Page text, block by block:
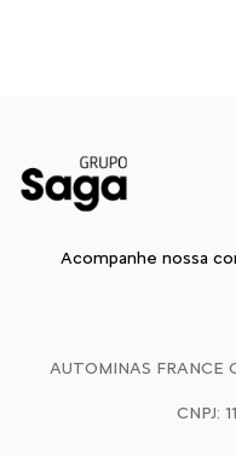
Acompanhe nossa
AUTOMINAS FRANCE
CNPJ: